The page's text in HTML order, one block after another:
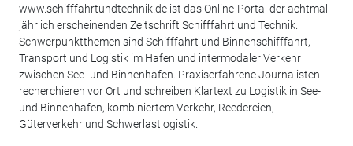
www.schifffahrtundtechnik.de ist das Online-Portal der achtmal
jährlich erscheinenden Zeitschrift Schifffahrt und Technik.
Schwerpunktthemen sind Schifffahrt und Binnenschifffahrt,
Transport und Logistik im Hafen und intermodaler Verkehr
zwischen See- und Binnenhäfen. Praxiserfahrene Journalisten
recherchieren vor Ort und schreiben Klartext zu Logistik in See-
und Binnenhäfen, kombiniertem Verkehr, Reedereien,
Güterverkehr und Schwerlastlogistik.